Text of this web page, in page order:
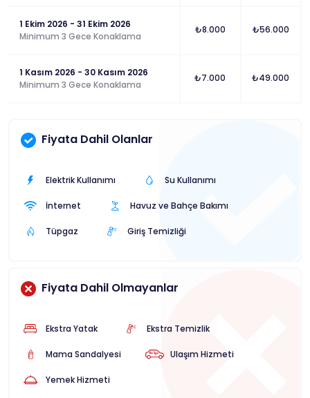
1 Ekim 2026 - 31 Ekim 2026
Minimum 3 Gece Konaklama
₺8.000 ₺56.000
1 Kasım 2026 - 30 Kasım 2026
Minimum 3 Gece Konaklama
₺7.000 ₺49.000
Fiyata Dahil Olanlar
Elektrik Kullanımı Su Kullanımı
İnternet Havuz ve Bahçe Bakımı
Tüpgaz Giriş Temizliği
Fiyata Dahil Olmayanlar
Ekstra Yatak Ekstra Temizlik
Mama Sandalyesi Ulaşım Hizmeti
Yemek Hizmeti